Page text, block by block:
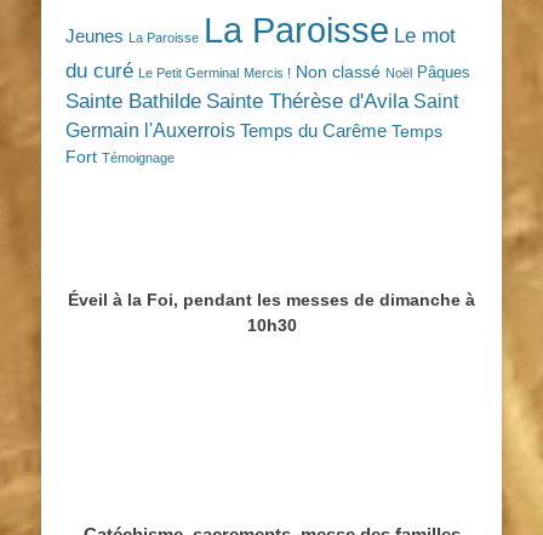
Jeunes La Paroisse La Paroisse Le mot
du curé Le Petit Germinal Mercis ! Non classé Noël Pâques
Sainte Bathilde Sainte Thérèse d'Avila Saint
Germain l'Auxerrois Temps du Carême Temps
Fort Témoignage
Éveil à la Foi, pendant les messes de dimanche à
10h30